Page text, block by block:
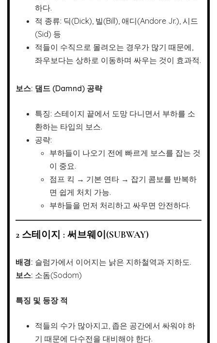
하다.
적 종류: 딕(Dick), 빌(Bill), 애디(Andore Jr.), 시드
(Sid) 등
적들이 수직으로 몰려오는 경우가 많기 때문에,
좌우보다는 상하로 이동하며 싸우는 것이 효과적.
보스: 댐드 (Damnd) 공략
특징: 스테이지 끝에서 도망 다니면서 부하를 소
환하는 타입의 보스.
공략:
부하들이 나오기 전에 빠르게 보스를 잡는 것
이 중요.
점프 킥 → 기본 연타 → 잡기 콤보를 반복하
면 쉽게 처치 가능.
부하들을 먼저 처리하고 싸우면 안전하다.
2 스테이지 : 써브웨이(SUBWAY)
배경: 슬럼가에서 이어지는 낡은 지하철역과 지하도.
보스: 소돔(Sodom)
특징 및 등장 적
적들의 수가 많아지고, 좁은 공간에서 싸워야 하
기 때문에 다수전을 대비해야 한다.